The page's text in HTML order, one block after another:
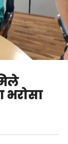
भरोसा